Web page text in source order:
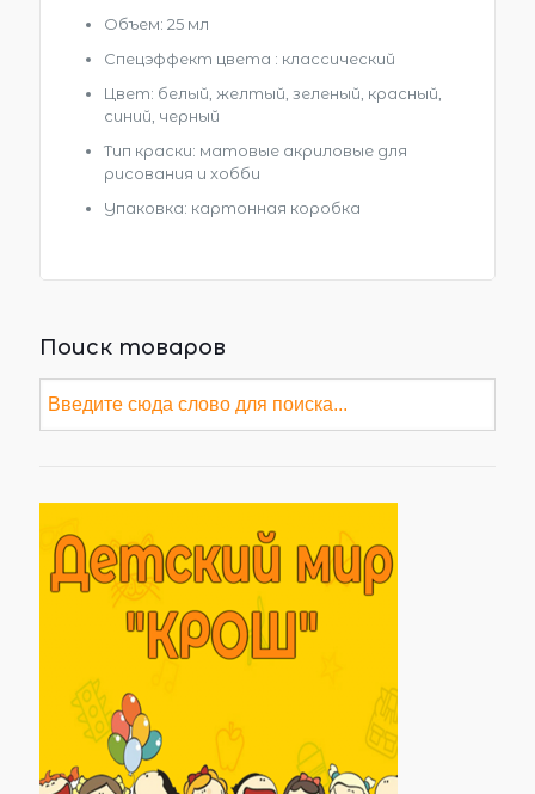
Объем: 25 мл
Спецэффект цвета : классический
Цвет: белый, желтый, зеленый, красный,
синий, черный
Тип краски: матовые акриловые для
рисования и хобби
Упаковка: картонная коробка
Поиск товаров